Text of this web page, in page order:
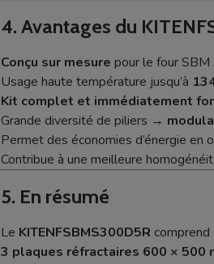
4. Avantages du
Conçu sur mesure pour le four
Usage haute température jusqu’à
Kit complet et immédiatement
Grande diversité de piliers →
Permet des économies d’énergie en
Contribue à une meilleure
5. En résumé
Le KITENFSBMS300D5R comprend :
3 plaques réfractaires 600 × 500